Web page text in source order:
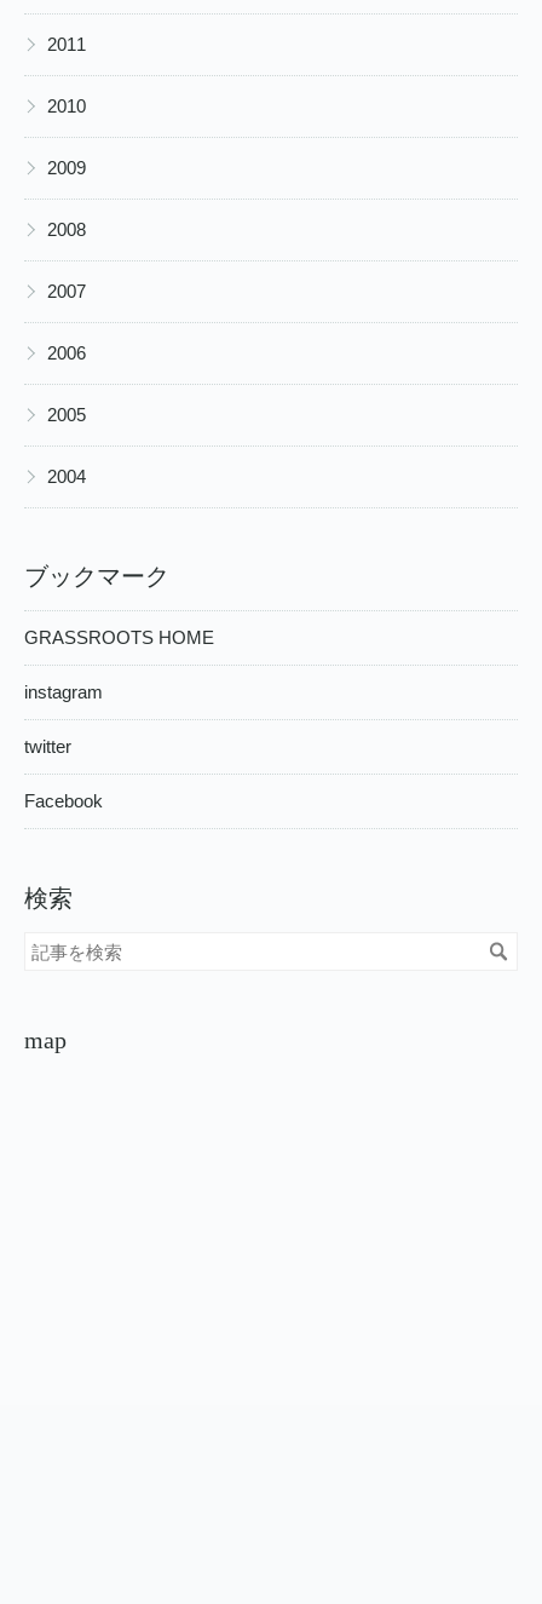
▶ 2011
▶ 2010
▶ 2009
▶ 2008
▶ 2007
▶ 2006
▶ 2005
▶ 2004
ブックマーク
GRASSROOTS HOME
instagram
twitter
Facebook
検索
map